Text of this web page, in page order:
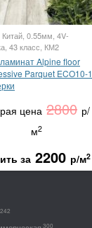
0.55мм, 4V-
43 класс, КМ2
Alpine floor
Parquet ECO10-1
цена 2800 р/
м2
за 2200 р/м2
242
300